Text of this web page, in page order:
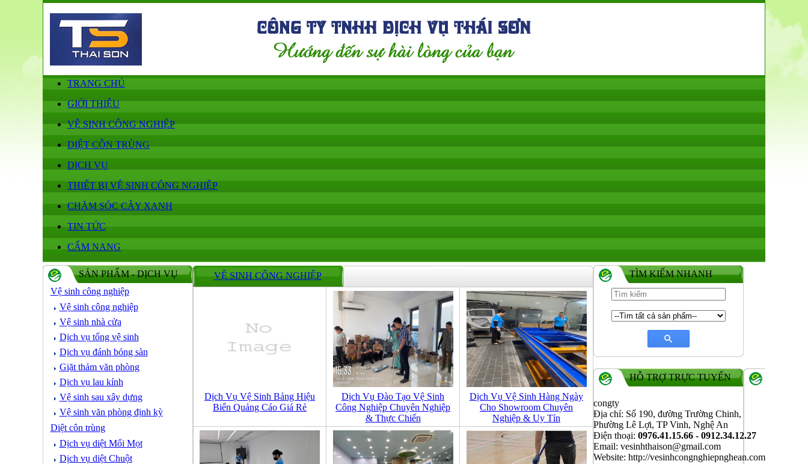
TRANG CHỦ
GIỚI THIỆU
VỆ SINH CÔNG NGHIỆP
DIỆT CÔN TRÙNG
DỊCH VỤ
THIẾT BỊ VỆ SINH CÔNG NGHIỆP
CHĂM SÓC CÂY XANH
TIN TỨC
CẨM NANG
SẢN PHẨM - DỊCH VỤ
Vệ sinh công nghiệp
Vệ sinh công nghiệp
Vệ sinh nhà cửa
Dịch vụ tổng vệ sinh
Dịch vụ đánh bóng sàn
Giặt thảm văn phòng
Dịch vụ lau kính
Vệ sinh sau xây dựng
Vệ sinh văn phòng định kỳ
Diệt côn trùng
Dịch vụ diệt Mối Mọt
Dịch vụ diệt Chuột
VỆ SINH CÔNG NGHIỆP
Dịch Vụ Vệ Sinh Bảng Hiệu
Biển Quảng Cáo Giá Rẻ
Dịch Vụ Đào Tạo Vệ Sinh
Công Nghiệp Chuyên Nghiệp
& Thực Chiến
Dịch Vụ Vệ Sinh Hàng Ngày
Cho Showroom Chuyên
Nghiệp & Uy Tín
TÌM KIẾM NHANH
HỖ TRỢ TRỰC TUYẾN
congty
Địa chỉ: Số 190, đường Trường Chinh,
Phường Lê Lợi, TP Vinh, Nghệ An
Điện thoại: 0976.41.15.66 - 0912.34.12.27
Email: vesinhthaison@gmail.com
Website: http://vesinhcongnghiepnghean.com